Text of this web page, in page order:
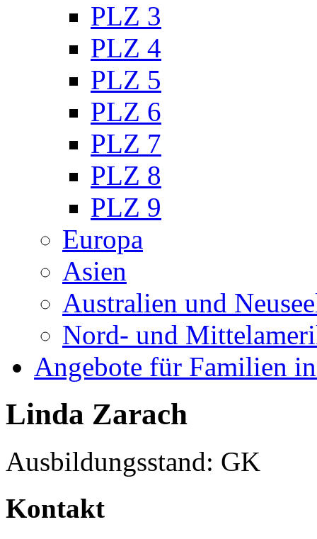
PLZ 3
PLZ 4
PLZ 5
PLZ 6
PLZ 7
PLZ 8
PLZ 9
Europa
Asien
Australien und
Nord- und
Angebote für Familien
Linda Zarach
Ausbildungsstand: GK
Kontakt